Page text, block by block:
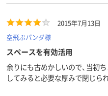
2015年7月13日
空飛ぶパンダ様
スペースを有効活用
余りにも古めかしいので、当初
してみると必要な厚みで閉じら
イルよりスペースが有効に活用